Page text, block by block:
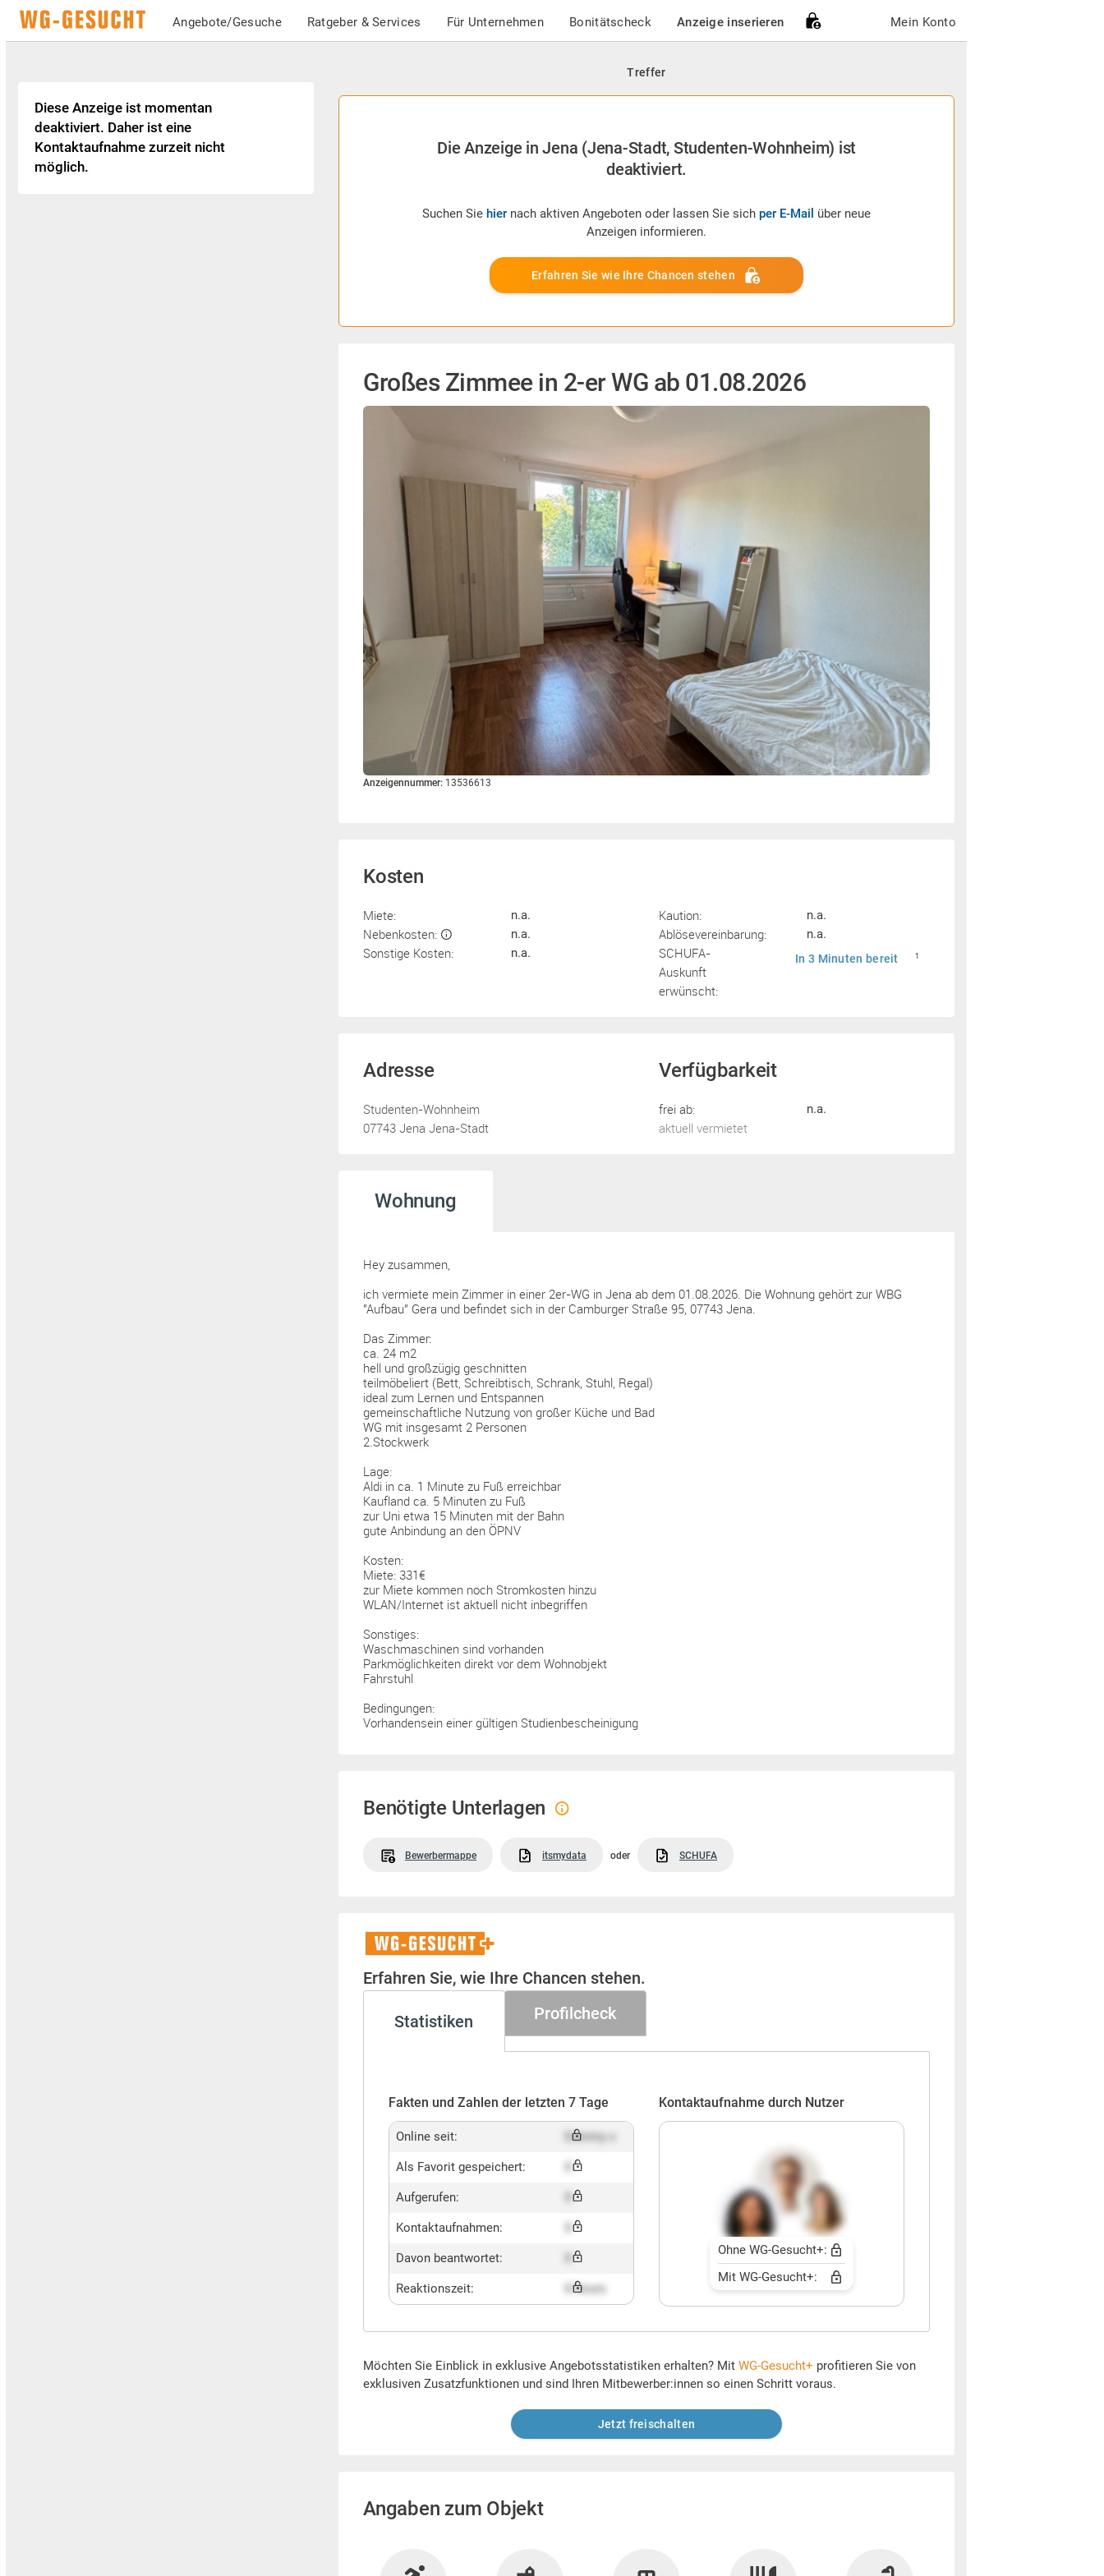
Angebote/Gesuche Ratgeber & Services Für Unternehmen Bonitätscheck Anzeige inserieren Mein Konto
Treffer
Die Anzeige in Jena (Jena-Stadt, Studenten-Wohnheim) ist
deaktiviert.
Suchen Sie hier nach aktiven Angeboten oder lassen Sie sich per E-Mail über neue
Anzeigen informieren.
Erfahren Sie wie Ihre Chancen stehen
Großes Zimmee in 2-er WG ab 01.08.2026
Anzeigennummer: 13536613
Kosten
Miete: n.a.
Nebenkosten: n.a.
Sonstige Kosten: n.a.
Kaution: n.a.
Ablösevereinbarung: n.a.
SCHUFA-
Auskunft
erwünscht:
In 3 Minuten bereit 1
Adresse
Studenten-Wohnheim
07743 Jena Jena-Stadt
Verfügbarkeit
frei ab: n.a.
aktuell vermietet
Wohnung
Hey zusammen,
ich vermiete mein Zimmer in einer 2er-WG in Jena ab dem 01.08.2026. Die Wohnung gehört zur WBG
"Aufbau" Gera und befindet sich in der Camburger Straße 95, 07743 Jena.
Das Zimmer:
ca. 24 m2
hell und großzügig geschnitten
teilmöbeliert (Bett, Schreibtisch, Schrank, Stuhl, Regal)
ideal zum Lernen und Entspannen
gemeinschaftliche Nutzung von großer Küche und Bad
WG mit insgesamt 2 Personen
2.Stockwerk
Lage:
Aldi in ca. 1 Minute zu Fuß erreichbar
Kaufland ca. 5 Minuten zu Fuß
zur Uni etwa 15 Minuten mit der Bahn
gute Anbindung an den ÖPNV
Kosten:
Miete: 331€
zur Miete kommen noch Stromkosten hinzu
WLAN/Internet ist aktuell nicht inbegriffen
Sonstiges:
Waschmaschinen sind vorhanden
Parkmöglichkeiten direkt vor dem Wohnobjekt
Fahrstuhl
Bedingungen:
Vorhandensein einer gültigen Studienbescheinigung
Benötigte Unterlagen
Bewerbermappe itsmydata oder SCHUFA
WG-
Gesucht+
Erfahren Sie, wie Ihre Chancen stehen.
Statistiken Profilcheck
Fakten und Zahlen der letzten 7 Tage
Online seit: Dummy x
Als Favorit gespeichert:
Aufgerufen:
Kontaktaufnahmen:
Davon beantwortet:
Reaktionszeit: X hours
Kontaktaufnahme durch Nutzer
Ohne WG-Gesucht+:
Mit WG-Gesucht+:
Möchten Sie Einblick in exklusive Angebotsstatistiken erhalten? Mit WG-Gesucht+ profitieren Sie von
exklusiven Zusatzfunktionen und sind Ihren Mitbewerber:innen so einen Schritt voraus.
Jetzt freischalten
Angaben zum Objekt
Diese Anzeige ist momentan
deaktiviert. Daher ist eine
Kontaktaufnahme zurzeit nicht
möglich.